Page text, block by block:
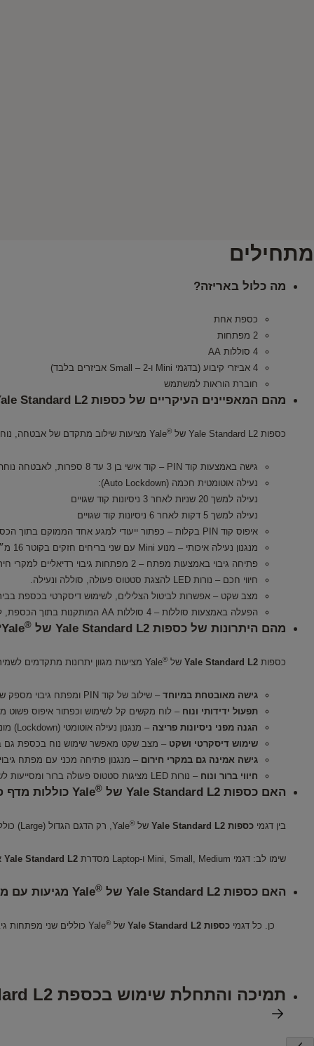
מתחילים
מה כלול באריזה?
כספת אחת
2 מפתחות
4 סוללות AA
4 אביזרי קיבוע (בדגמי Mini ו‑Small – 2 אביזרים בלבד)
חוברת הוראות למשתמש
מהם המאפיינים העיקריים של כספות Yale Standard L2 של
כספות Yale Standard L2 של ®Yale מציעות שילוב מתקדם של אבטחה, נוחות ותפעול חכם, ומתאימות לשימוש ביתי ולשמירה בטוחה על חפצי ערך:
גישה באמצעות קוד PIN – קוד אישי בן 3 עד 8 ספרות, לאבטחה נוחה ומותאמת אישית.
נעילה אוטומטית חכמה (Auto Lockdown):
נעילה למשך 20 שניות לאחר 3 ניסיונות קוד שגויים
נעילה למשך 5 דקות לאחר 6 ניסיונות קוד שגויים
איפוס קוד PIN בקלות – כפתור ייעודי למגע אחד הממוקם בתוך הכספת, להגדרה מהירה ובטוחה של קוד חדש.
מנגנון נעילה איכותי – מנוע Mini עם שני בריחים חזקים בקוטר 16 מ״מ, לרמת מיגון גבוהה.
פתיחה גיבוי באמצעות מפתח – 2 מפתחות גיבוי רדיאליים למקרי חירום.
חיווי חכם – נורות LED להצגת סטטוס פעולה, סוללה ונעילה.
מצב שקט – אפשרות לביטול הצלילים, לשימוש דיסקרטי בכספת
הפעלה באמצעות סוללות – 4 סוללות AA המותקנות בתוך הכספת, לנוחות ותחזוקה קלה.
מהם היתרונות של כספות Yale Standard L2 של ®
Yale?
כספות Yale Standard L2 של ®Yale מציעות מגוון יתרונות מתקדמים לשמירה בטוחה, נוחה ואמינה על חפצי ערך בבית ובמשרד:
גישה מאובטחת במיוחד – שילוב של קוד PIN ומפתח גיבוי מספק שכבת הגנה כפולה, לאבטחה מקסימלית בכספת עם קוד.
תפעול ידידותי ונוח – לוח מקשים קל לשימוש וכפתור איפוס
הגנה מפני ניסיונות פריצה – מנגנון נעילה אוטומטי (Lockdown) מונע גישה לא מורשית ומחזק את רמת האבטחה בכספת דיגיטלית איכותית.
שימוש דיסקרטי ושקט – מצב שקט מאפשר שימוש נוח בכספת גם
גישה אמינה גם במקרי חירום – מנגנון פתיחה מכני עם מפתח
חיווי ברור ונוח – נורות LED מציגות סטטוס פעולה ברור ומסייעות לשימוש נכון ובטוח בכספת לבית או לעסק.
האם כספות Yale Standard L2 של ®Yale כוללות מדף פנימי?
בין דגמי כספות Yale Standard L2 של ®Yale, רק הדגם הגדול (Large) כולל מדף פנימי מובנה. המדף ניתן להסרה בקלות, ומאפשר לכם גמישות ונוחות בארגון חפצים בתוך הכספת – לפי הצרכים שלכם.
שימו לב: דגמי Mini, Small, Medium ו‑Laptop מסדרת Yale Standard L2
האם כספות Yale Standard L2 של ®Yale מגיעות עם מפתחות?
כן. כל דגמי כספות Yale Standard L2 של ®Yale כוללים שני מפתחות גיבוי לפתיחה במקרי חירום, כחלק ממערכת אבטחה כפולה בכספת דיגיטלית עם קוד.
תמיכה והתחלת שימוש בכספת Yale Standard L2